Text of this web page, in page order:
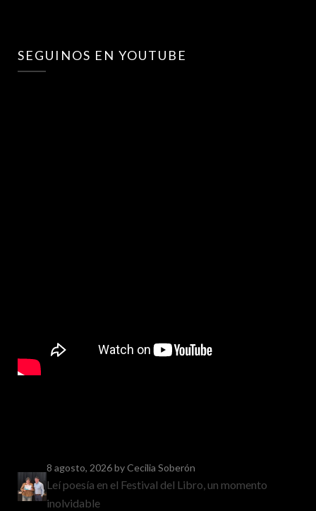
SEGUINOS EN YOUTUBE
8 agosto, 2026by Cecilia Soberón
Leí poesía en el Festival del Libro, un momento
inolvidable